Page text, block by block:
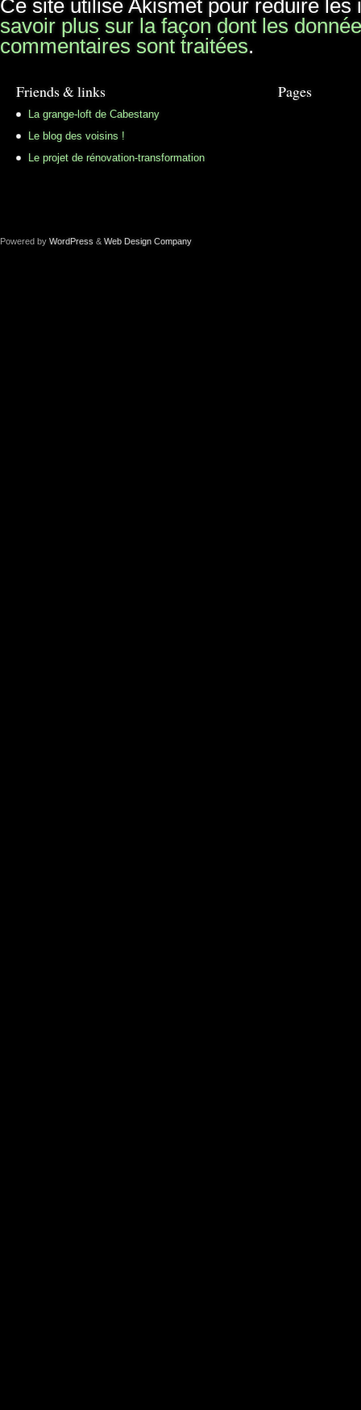
Ce site utilise Akismet pour réduire
savoir plus sur la façon dont les
commentaires sont traitées.
Friends & links
La grange-loft de Cabestany
Le blog des voisins !
Le projet de rénovation-transformation
Pages
Powered by WordPress & Web Design Company